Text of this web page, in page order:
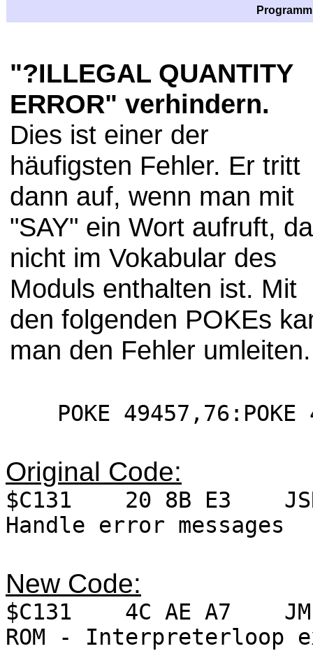
"?ILLEGAL QUANTITY
ERROR" verhindern.
Dies ist einer der
häufigsten Fehler. Er tritt
dann auf, wenn man mit
"SAY" ein Wort aufruft,
nicht im Vokabular des
Moduls enthalten ist. Mit
den folgenden POKEs
man den Fehler umleiten.
POKE
Original Code:
$C131 20 8B E3
Handle error messages
New Code:
$C131 4C AE A7
ROM - Interpreterloop